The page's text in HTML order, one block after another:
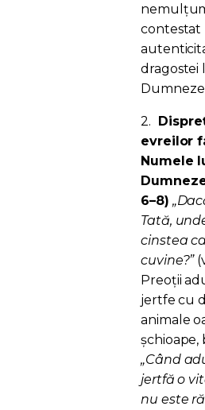
contestat
dragostei
2.
evreilor
Numele
6–8)
Tată,
cinstea
cuvine?”
Preoții
jertfe cu
animale
șchioape,
„Când
jertfă o
nu este